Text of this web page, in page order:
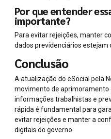
Por que entender
importante?
Para evitar rejeições, manter
dados previdenciários estejam
Conclusão
A atualização do eSocial pela
movimento de aprimoramento
informações trabalhistas e
rápida é fundamental para
evitar rejeições e manter a
digitais do governo.